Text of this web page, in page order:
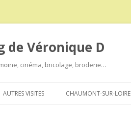
de Véronique D
cinéma, bricolage, broderie…
AUTRES VISITES CHAUMONT-SUR-LOIRE